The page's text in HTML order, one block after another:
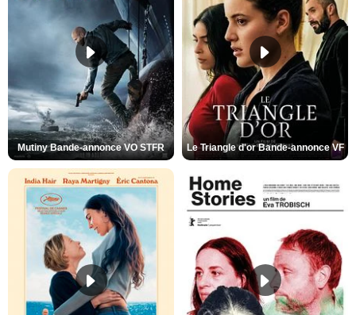
Mutiny Bande-annonce VO STFR Le Triangle d'or Bande-annonce VF